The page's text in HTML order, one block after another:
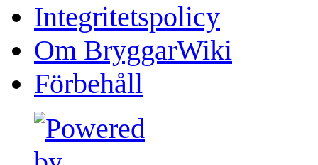
Integritetspolicy
Om BryggarWiki
Förbehåll